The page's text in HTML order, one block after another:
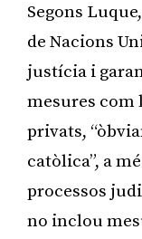
Segons
de Nacions
justícia i
mesures com
privats,
catòlica”, a
processos
no inclou